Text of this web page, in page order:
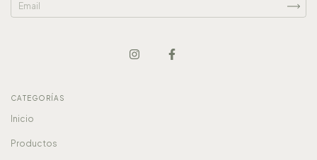
CATEGORÍAS
Inicio
Productos